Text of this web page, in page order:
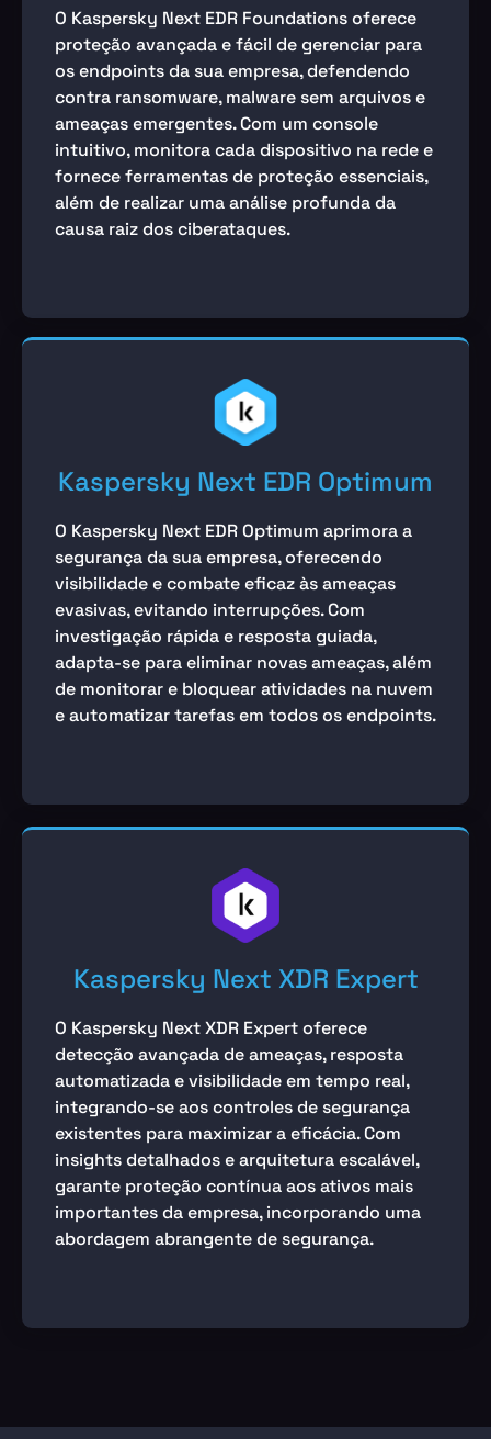
O Kaspersky Next EDR Foundations oferece
proteção avançada e fácil de gerenciar para
os endpoints da sua empresa, defendendo
contra ransomware, malware sem arquivos e
ameaças emergentes. Com um console
intuitivo, monitora cada dispositivo na rede e
fornece ferramentas de proteção essenciais,
além de realizar uma análise profunda da
causa raiz dos ciberataques.
Kaspersky Next EDR Optimum
O Kaspersky Next EDR Optimum aprimora a
segurança da sua empresa, oferecendo
visibilidade e combate eficaz às ameaças
evasivas, evitando interrupções. Com
investigação rápida e resposta guiada,
adapta-se para eliminar novas ameaças, além
de monitorar e bloquear atividades na nuvem
e automatizar tarefas em todos os endpoints.
Kaspersky Next XDR Expert
O Kaspersky Next XDR Expert oferece
detecção avançada de ameaças, resposta
automatizada e visibilidade em tempo real,
integrando-se aos controles de segurança
existentes para maximizar a eficácia. Com
insights detalhados e arquitetura escalável,
garante proteção contínua aos ativos mais
importantes da empresa, incorporando uma
abordagem abrangente de segurança.